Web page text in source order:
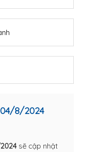
8/2024
sẽ cập nhật